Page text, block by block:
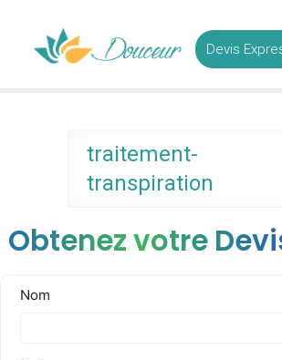
content
Medecine Esthetique
Tunisie
Devis
traitement-
transpiration
Obtenez votre